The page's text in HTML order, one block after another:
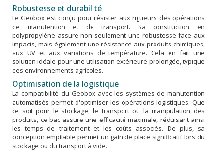
Robustesse et durabilité
Le Geobox est conçu pour résister aux rigueurs des opérations
de manutention et de transport. Sa construction en
polypropylène assure non seulement une robustesse face aux
impacts, mais également une résistance aux produits chimiques,
aux UV et aux variations de température. Cela en fait une
solution idéale pour une utilisation extérieure prolongée, typique
des environnements agricoles.
Optimisation de la logistique
La compatibilité du Geobox avec les systèmes de manutention
automatisés permet d'optimiser les opérations logistiques. Que
ce soit pour le stockage, le transport ou la manipulation des
produits, ce bac assure une efficacité maximale, réduisant ainsi
les temps de traitement et les coûts associés. De plus, sa
conception empilable permet un gain de place significatif lors du
stockage ou du transport à vide.